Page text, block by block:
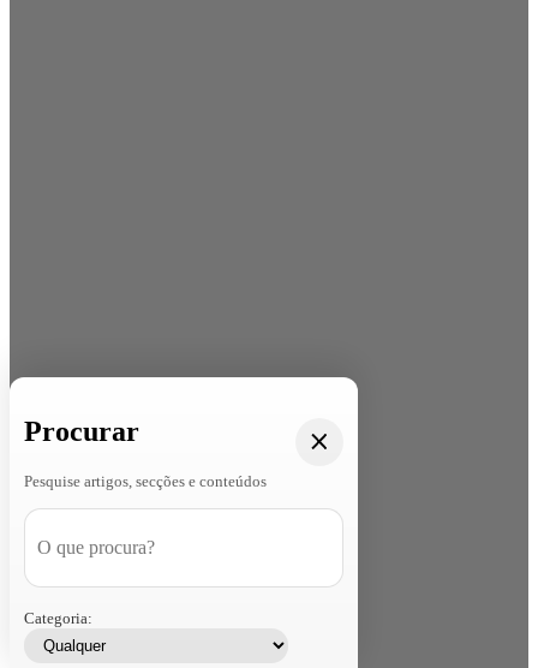
Procurar
Pesquise artigos, secções e conteúdos
Categoria: